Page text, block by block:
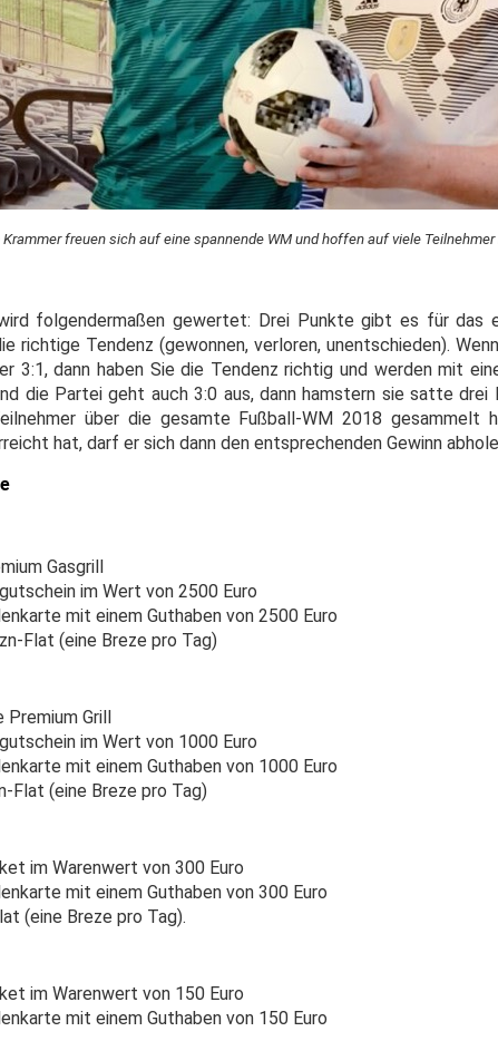
freuen sich auf eine spannende WM und hoffen auf viele
folgendermaßen gewertet: Drei Punkte gibt es für das
richtige Tendenz (gewonnen, verloren, unentschieden).
3:1, dann haben Sie die Tendenz richtig und werden mit
die Partei geht auch 3:0 aus, dann hamstern sie satte drei
über die gesamte Fußball-WM 2018 gesammelt
hat, darf er sich dann den entsprechenden Gewinn
Gasgrill
im Wert von 2500 Euro
mit einem Guthaben von 2500 Euro
Flat (eine Breze pro Tag)
Premium Grill
im Wert von 1000 Euro
mit einem Guthaben von 1000 Euro
Flat (eine Breze pro Tag)
im Warenwert von 300 Euro
mit einem Guthaben von 300 Euro
(eine Breze pro Tag).
im Warenwert von 150 Euro
mit einem Guthaben von 150 Euro